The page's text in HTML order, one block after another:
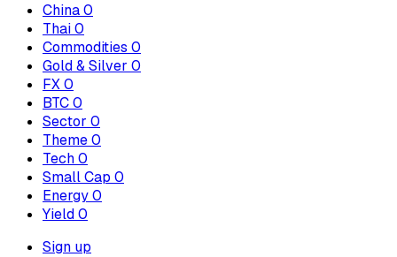
China0
Thai0
Commodities 0
Gold & Silver 0
FX0
BTC0
Sector 0
Theme0
Tech0
Small Cap 0
Energy0
Yield0
Sign up